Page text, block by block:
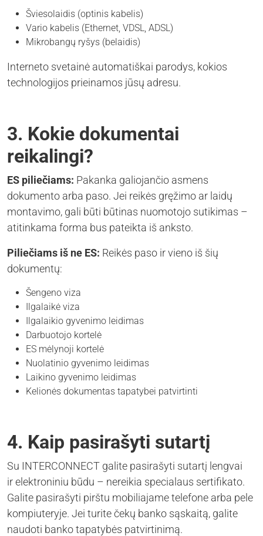
Šviesolaidis (optinis kabelis)
Vario kabelis (Ethernet, VDSL, ADSL)
Mikrobangų ryšys (belaidis)
Interneto svetainė automatiškai parodys, kokios
technologijos prieinamos jūsų adresu.
3. Kokie dokumentai
reikalingi?
ES piliečiams: Pakanka galiojančio asmens
dokumento arba paso. Jei reikės gręžimo ar laidų
montavimo, gali būti būtinas nuomotojo sutikimas –
atitinkama forma bus pateikta iš anksto.
Piliečiams iš ne ES: Reikės paso ir vieno iš šių
dokumentų:
Šengeno viza
Ilgalaikė viza
Ilgalaikio gyvenimo leidimas
Darbuotojo kortelė
ES mėlynoji kortelė
Nuolatinio gyvenimo leidimas
Laikino gyvenimo leidimas
Kelionės dokumentas tapatybei patvirtinti
4. Kaip pasirašyti sutartį
Su INTERCONNECT galite pasirašyti sutartį lengvai
ir elektroniniu būdu – nereikia specialaus sertifikato.
Galite pasirašyti pirštu mobiliajame telefone arba pele
kompiuteryje. Jei turite čekų banko sąskaitą, galite
naudoti banko tapatybės patvirtinimą.